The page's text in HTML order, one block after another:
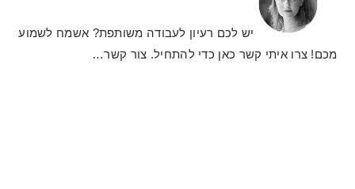
יש לכם רעיון לעבודה משותפת? אשמח לשמוע
מכם! צרו איתי קשר כאן כדי להתחיל. צור קשר…